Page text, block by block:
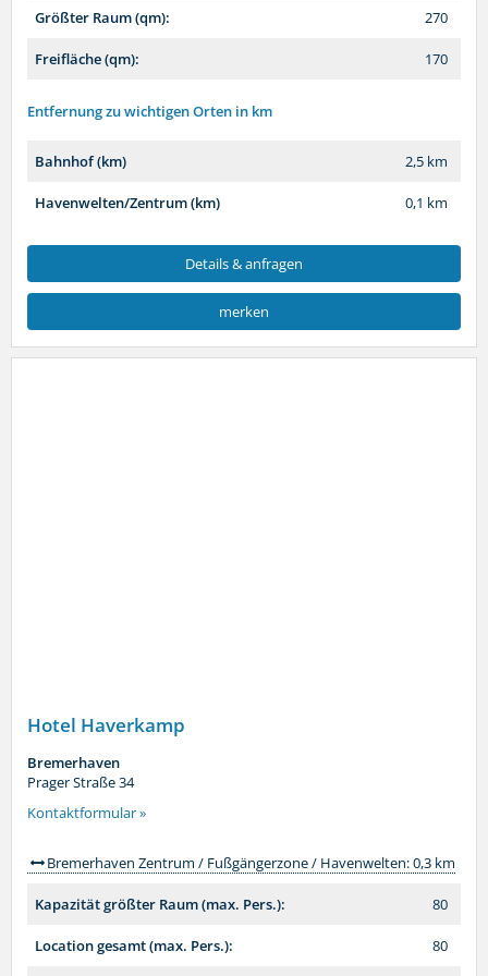
Größter Raum (qm): 270
Freifläche (qm): 170
Entfernung zu wichtigen Orten in km
Bahnhof (km) 2,5 km
Havenwelten/Zentrum (km) 0,1 km
Details & anfragen
merken
Hotel Haverkamp
Bremerhaven
Prager Straße 34
Kontaktformular »
Bremerhaven Zentrum / Fußgängerzone / Havenwelten: 0,3 km
Kapazität größter Raum (max. Pers.): 80
Location gesamt (max. Pers.): 80